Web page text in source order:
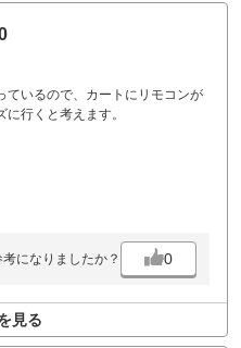
ているので、カートにリモコンが
行くと考えます。
になりましたか？ 0
見る